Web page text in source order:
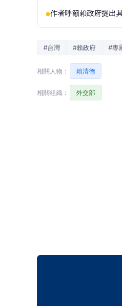
●作者呼籲賴政府提出
#台灣 #賴政府 #專
相關人物： 賴清德
相關組織： 外交部